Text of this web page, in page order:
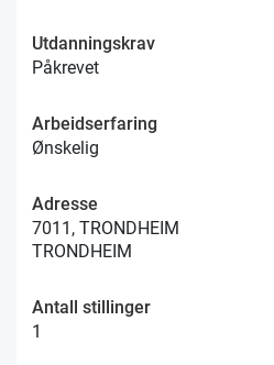
Utdanningskrav
Påkrevet
Arbeidserfaring
Ønskelig
Adresse
7011, TRONDHEIM
TRONDHEIM
Antall stillinger
1